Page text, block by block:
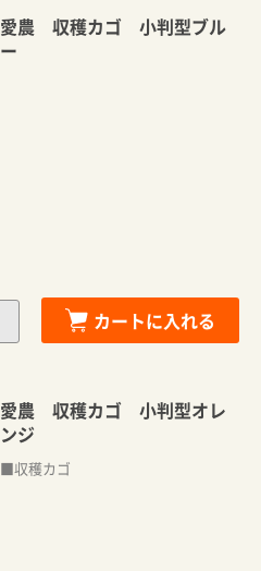
愛農 収穫カゴ 小判型ブル
ー
カートに入れる
愛農 収穫カゴ 小判型オレ
ンジ
■収穫カゴ